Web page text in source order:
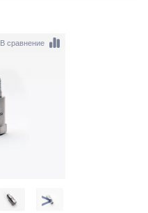
В сравнение
>